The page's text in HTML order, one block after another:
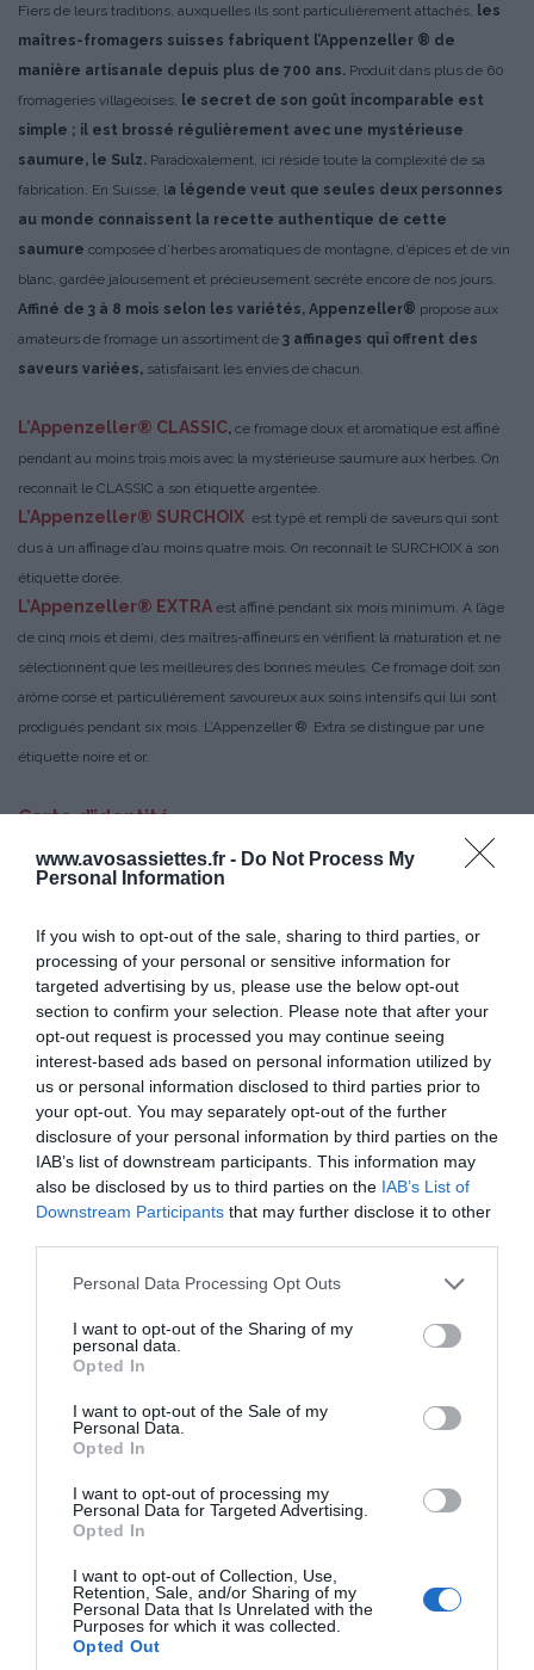
www.avosassiettes.fr - Do Not Process My
Personal Information
If you wish to opt-out of the sale, sharing to third parties, or
processing of your personal or sensitive information for
targeted advertising by us, please use the below opt-out
section to confirm your selection. Please note that after your
opt-out request is processed you may continue seeing
interest-based ads based on personal information utilized by
us or personal information disclosed to third parties prior to
your opt-out. You may separately opt-out of the further
disclosure of your personal information by third parties on the
IAB’s list of downstream participants. This information may
also be disclosed by us to third parties on the IAB’s List of
Downstream Participants that may further disclose it to other
Please note that this website/app uses one or more Google
not limited to your visit or usage behaviour. You may click to
grant or deny consent to Google and its third-party tags to
use your data for below specified purposes in below Google
consent section.
Personal Data Processing Opt Outs
I want to opt-out of the Sharing of my
personal data.
Opted In
I want to opt-out of the Sale of my
Personal Data.
Opted In
I want to opt-out of processing my
Personal Data for Targeted Advertising.
Opted In
I want to opt-out of Collection, Use,
Retention, Sale, and/or Sharing of my
Personal Data that Is Unrelated with the
Purposes for which it was collected.
Opted Out
Fiers de leurs traditions, auxquelles ils sont particulièrement attachés,
les
maîtres-fromagers suisses fabriquent l’Appenzeller ® de
manière artisanale depuis plus de 700 ans. Produit dans plus de 60
fromageries villageoises,
le secret de son goût incomparable est
simple ; il est brossé régulièrement avec une mystérieuse
saumure, le Sulz. Paradoxalement, ici réside toute la complexité de sa
fabrication. En Suisse, la légende veut que seules deux personnes
au monde connaissent la recette authentique de cette
saumure composée d’herbes aromatiques de montagne, d’épices et de vin
blanc, gardée jalousement et précieusement secrète encore de nos jours.
Affiné de 3 à 8 mois selon les variétés, Appenzeller® propose aux
amateurs de fromage un assortiment de 3 affinages qui offrent des
saveurs variées, satisfaisant les envies de chacun.
L’Appenzeller® CLASSIC, ce fromage doux et aromatique est affiné
pendant au moins trois mois avec la mystérieuse saumure aux herbes. On
reconnaît le CLASSIC à son étiquette argentée.
L’Appenzeller® SURCHOIX est typé et rempli de saveurs qui sont
dus à un affinage d’au moins quatre mois. On reconnaît le SURCHOIX à son
étiquette dorée.
L’Appenzeller® EXTRA est affiné pendant six mois minimum. A l’âge
de cinq mois et demi, des maîtres-affineurs en vérifient la maturation et ne
sélectionnent que les meilleures des bonnes meules. Ce fromage doit son
arôme corsé et particulièrement savoureux aux soins intensifs qui lui sont
prodigués pendant six mois. L’Appenzeller ® Extra se distingue par une
étiquette noire et or.
Carte d’identité
► Diamètre : 30-33 cm
► Type de lait : lait cru
► Affinage : 3 à 8 mois selon les variétés
► Brossage au Sulz
Une optique de respect et de considération
La méthode de fabrication du fromage Appenzeller®, produit de tradition et
d’héritage, est transmise de génération en génération. Afin de préserver les
générations futures et le paradis naturel qu’est l’Appenzeller®, la marque
suisse s’engage à respecter la nature, l’homme et les traditions qui
marquent ce pays. En accord avec ses valeurs, elle veille notamment à
Bien traitées et robustes, elles donnent un lait cru naturel excellent et
systématiquement contrôlé, qui confère à l’Appenzeller ® son arôme
incomparable. Après chaque traite, il est livré aux fromageries sans
bas possible les émissions de CO2, dans une logique de respect de
l’environnement.